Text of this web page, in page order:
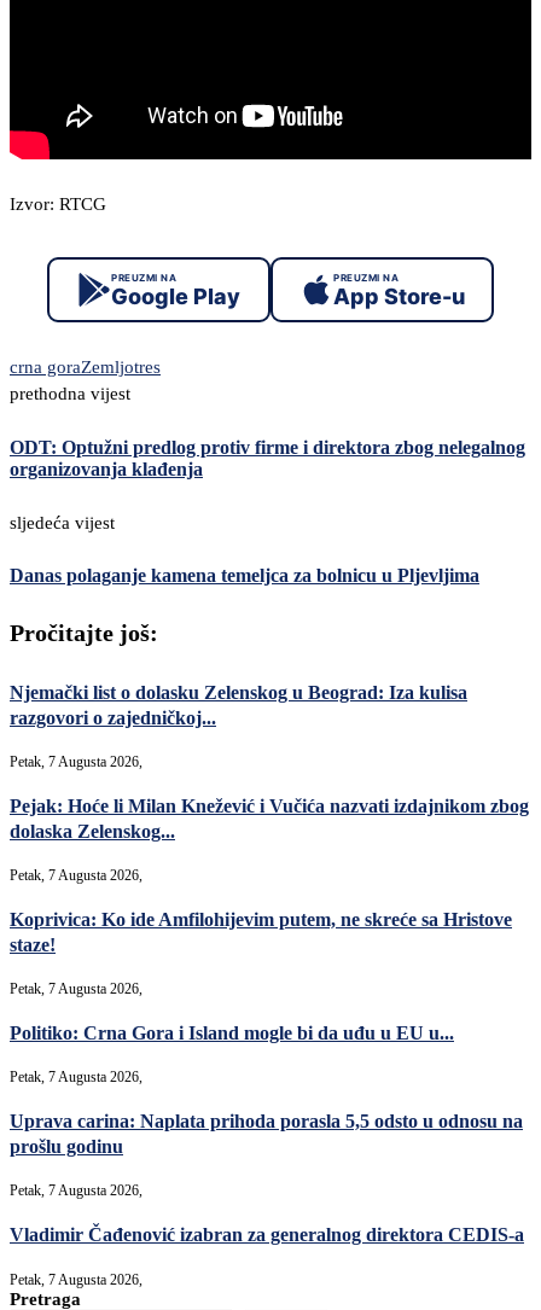
Izvor: RTCG
PREUZMI NA
Google Play
PREUZMI NA
App Store-u
crna goraZemljotres
prethodna vijest
ODT: Optužni predlog protiv firme i direktora zbog nelegalnog
organizovanja klađenja
sljedeća vijest
Danas polaganje kamena temeljca za bolnicu u Pljevljima
Pročitajte još:
Njemački list o dolasku Zelenskog u Beograd: Iza kulisa
razgovori o zajedničkoj...
Petak, 7 Augusta 2026,
Pejak: Hoće li Milan Knežević i Vučića nazvati izdajnikom zbog
dolaska Zelenskog...
Petak, 7 Augusta 2026,
Koprivica: Ko ide Amfilohijevim putem, ne skreće sa Hristove
staze!
Petak, 7 Augusta 2026,
Politiko: Crna Gora i Island mogle bi da uđu u EU u...
Petak, 7 Augusta 2026,
Uprava carina: Naplata prihoda porasla 5,5 odsto u odnosu na
prošlu godinu
Petak, 7 Augusta 2026,
Vladimir Čađenović izabran za generalnog direktora CEDIS-a
Petak, 7 Augusta 2026,
Pretraga